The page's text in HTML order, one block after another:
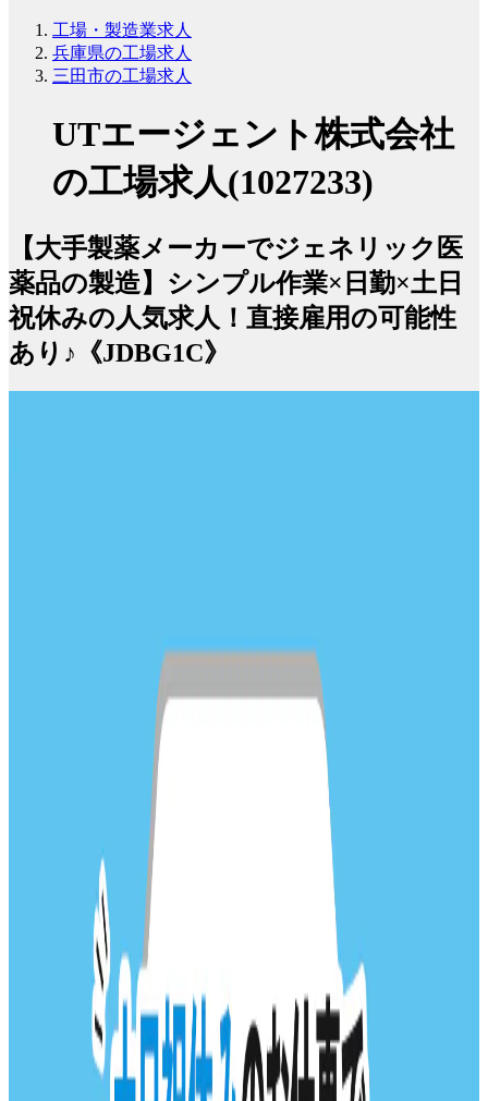
工場・製造業求人
兵庫県の工場求人
三田市の工場求人
UTエージェント株式会社
の工場求人(1027233)
【大手製薬メーカーでジェネリック医
薬品の製造】シンプル作業×日勤×土日
祝休みの人気求人！直接雇用の可能性
あり♪《JDBG1C》